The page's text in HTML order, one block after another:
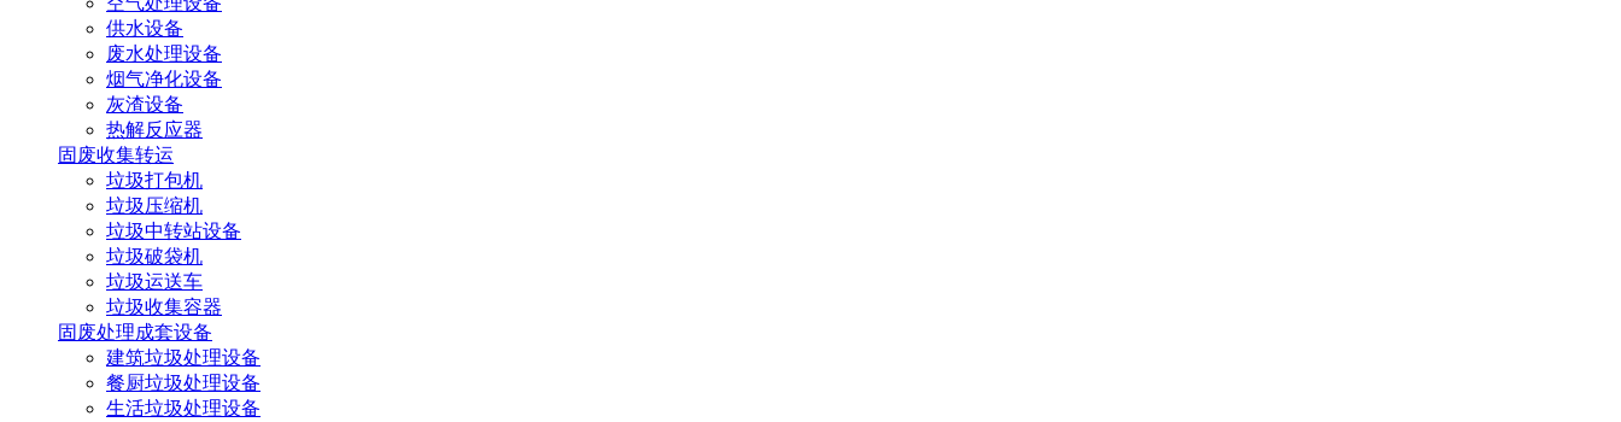
供水设备
废水处理设备
烟气净化设备
灰渣设备
热解反应器
固废收集转运
垃圾打包机
垃圾压缩机
垃圾中转站设备
垃圾破袋机
垃圾运送车
垃圾收集容器
固废处理成套设备
建筑垃圾处理设备
餐厨垃圾处理设备
生活垃圾处理设备